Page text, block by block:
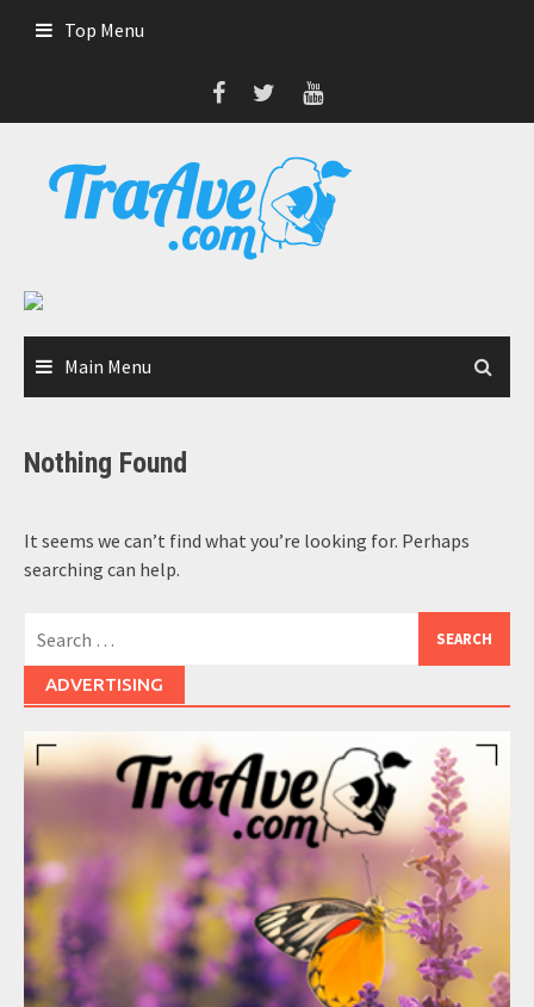
Top Menu
Main Menu
Nothing Found
It seems we can’t find what you’re looking for. Perhaps
searching can help.
ADVERTISING